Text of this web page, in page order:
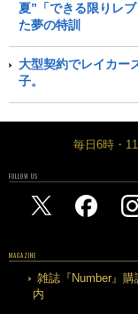
夏”「できる限りレ
た夢の特訓
大型契約でレイカー
子。
毎日6時・
FOLLOW US
MAGAZINE
雑誌『Number』購
内